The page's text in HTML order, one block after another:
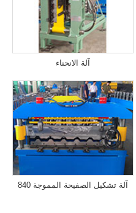
آلة الانحناء
آلة تشكيل الصفيحة المموجة 840